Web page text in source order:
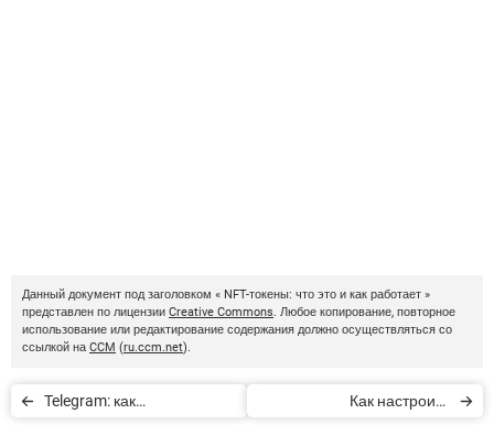
Данный документ под заголовком « NFT-токены: что это и как работает »
представлен по лицензии Creative Commons. Любое копирование, повторное
использование или редактирование содержания должно осуществляться со
ссылкой на CCM (ru.ccm.net).
Telegram: как Как настроить